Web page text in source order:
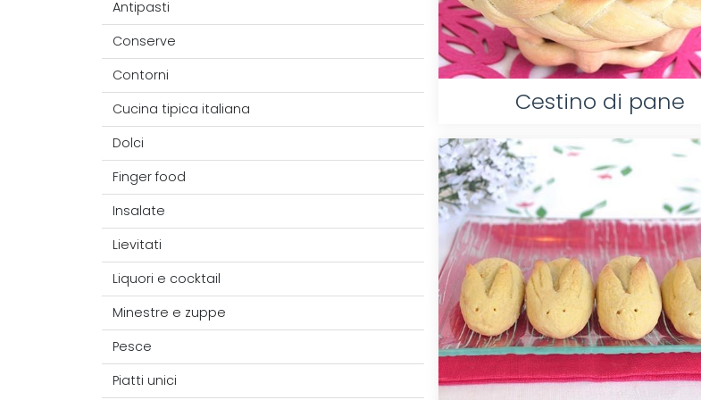
Antipasti
Conserve
Contorni
Cucina tipica italiana
Dolci
Finger food
Insalate
Lievitati
Liquori e cocktail
Minestre e zuppe
Pesce
Piatti unici
Cestino di pane